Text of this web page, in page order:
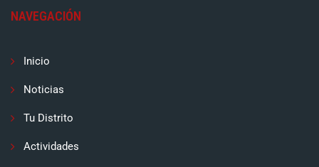
NAVEGACIÓN
Inicio
Noticias
Tu Distrito
Actividades